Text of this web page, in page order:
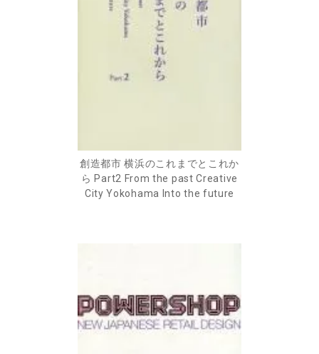
創造都市 横浜のこれまでとこれか
ら Part2 From the past Creative
City Yokohama Into the future